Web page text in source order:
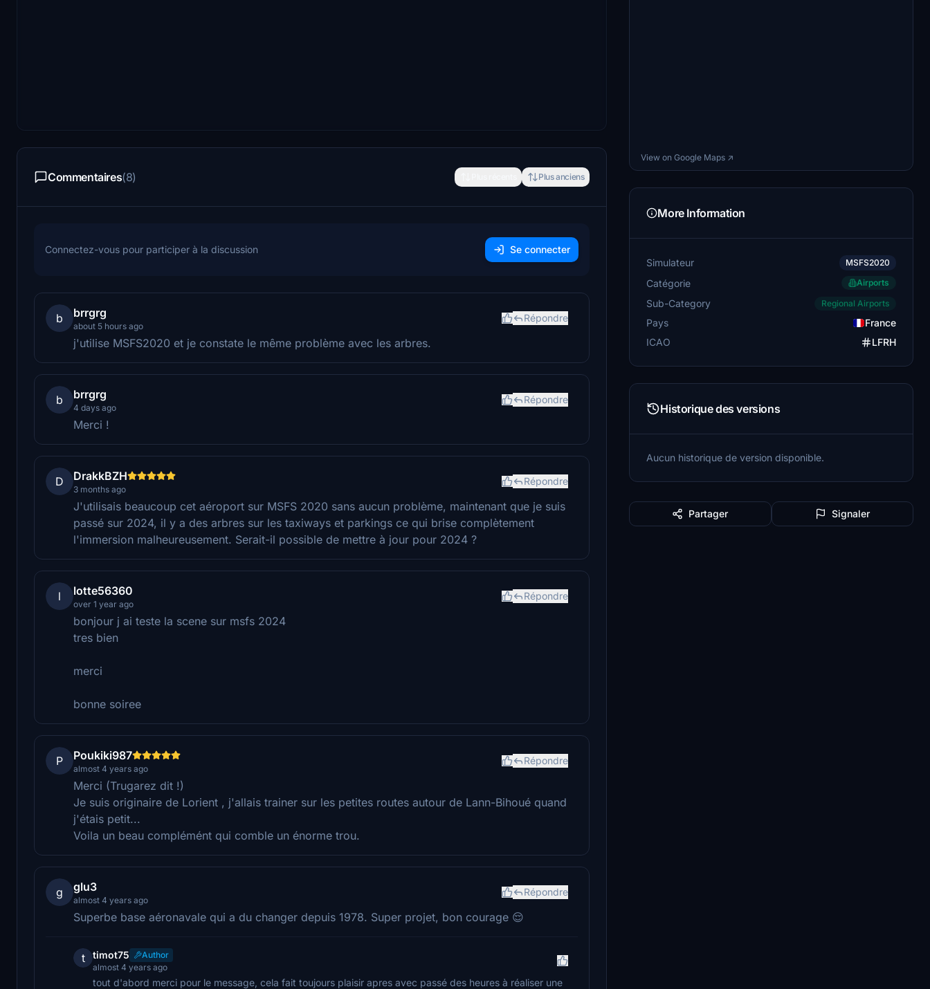
Commentaires(8) Plus anciens
Connectez-vous pour participer à la discussion Se connecter
b brrgrg
about 5 hours ago
Répondre
j'utilise MSFS2020 et je constate le même problème avec les arbres.
b brrgrg
4 days ago
Répondre
Merci !
D DrakkBZH
3 months ago
Répondre
J'utilisais beaucoup cet aéroport sur MSFS 2020 sans aucun problème, maintenant que je suis
passé sur 2024, il y a des arbres sur les taxiways et parkings ce qui brise complètement
l'immersion malheureusement. Serait-il possible de mettre à jour pour 2024 ?
l lotte56360
over 1 year ago
Répondre
bonjour j ai teste la scene sur msfs 2024
tres bien
merci
bonne soiree
P Poukiki987
almost 4 years ago
Répondre
Merci (Trugarez dit !)
Je suis originaire de Lorient , j'allais trainer sur les petites routes autour de Lann-Bihoué quand
j'étais petit...
Voila un beau complémént qui comble un énorme trou.
g glu3
almost 4 years ago
Répondre
Superbe base aéronavale qui a du changer depuis 1978. Super projet, bon courage 😌
t timot75
Author
almost 4 years ago
tout d'abord merci pour le message, cela fait toujours plaisir apres avec passé des heures à réaliser une
View on Google Maps ↗
More Information
Simulateur MSFS2020
Catégorie Airports
Sub-Category Regional Airports
Pays
France
ICAO
LFRH
Historique des versions
Aucun historique de version disponible.
Partager Signaler